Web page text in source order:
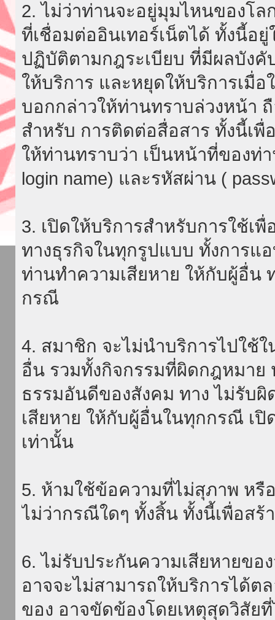
2. ไม่ว่าท่านจะอยู่มุมไหนของโล
ที่เชื่อมต่ออินเทอร์เน็ตได้ ทั้งนี้อ
ปฏิบัติตามกฎระเบียบ ที่มีผลบังคั
ให้บริการ และหยุดให้บริการเมื่
บอกกล่าวให้ท่านทราบล่วงหน้า
สำหรับ การติดต่อสื่อสาร ทั้งนี้เพื่
ให้ท่านทราบว่า เป็นหน้าที่ของท่
login name) และรหัสผ่าน (
3. เปิดให้บริการสำหรับการใช้เ
ทางธุรกิจในทุกรูปแบบ ทั้งการแ
ท่านทำความเสียหาย ให้กับผู้อื่น
กรณี
4. สมาชิก จะไม่นำบริการไปใช้
อื่น รวมทั้งกิจกรรมที่ผิดกฎหมาย
ธรรมอันดีของสังคม ทาง ไม่รับ
เสียหาย ให้กับผู้อื่นในทุกกรณี เปิ
เท่านั้น
5. ห้ามใช้ข้อความที่ไม่สุภาพ หรื
ไม่ว่ากรณีใดๆ ทั้งสิ้น ทั้งนี้เพื่อสร้
6. ไม่รับประกันความเสียหายขอ
อาจจะไม่สามารถให้บริการได้ต
ของ อาจขัดข้องโดยเหตุสุดวิสัย